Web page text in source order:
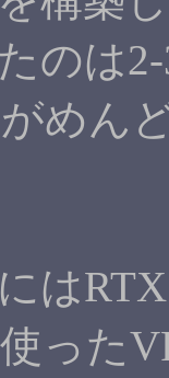
のは
めん
は
った